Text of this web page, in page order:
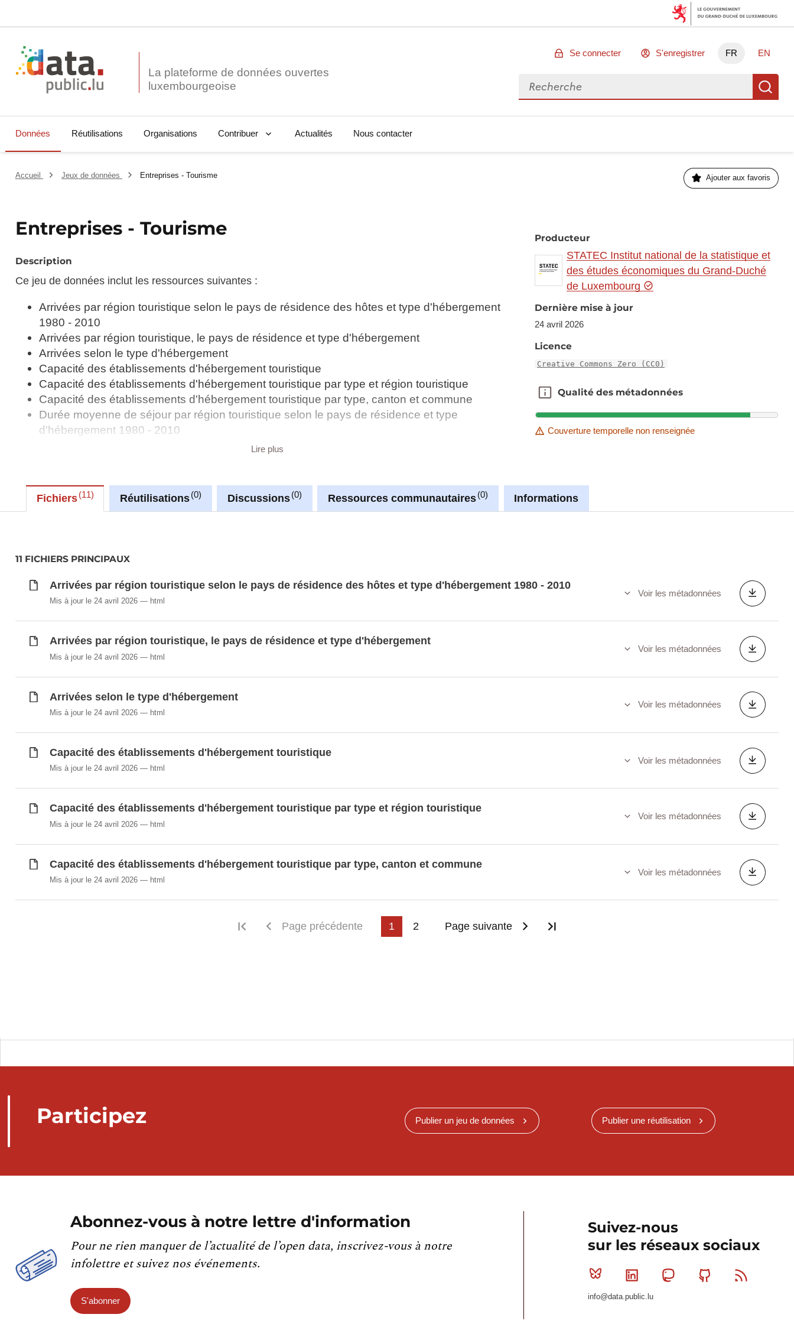
La plateforme de données ouvertes
Se connecter S'enregistrer FR EN
Rechercher des données
Données Réutilisations Organisations Contribuer Actualités Nous contacter
Accueil Jeux de données Entreprises - Tourisme Ajouter aux favoris
Entreprises - Tourisme
Description
Ce jeu de données inclut les ressources suivantes :
Arrivées par région touristique selon le pays de résidence des hôtes et type d'hébergement
1980 - 2010
Arrivées par région touristique, le pays de résidence et type d'hébergement
Arrivées selon le type d'hébergement
Capacité des établissements d'hébergement touristique
Capacité des établissements d'hébergement touristique par type et région touristique
Capacité des établissements d'hébergement touristique par type, canton et commune
Durée moyenne de séjour par région touristique selon le pays de résidence et type
d'hébergement 1980 - 2010
Durée moyenne de séjour par région touristique, le pays de résidence et type d'hébergement
Nuitées passées dans des établissements d'hébergement touristique par région touristique,
pays de résidence et type d'hébergement 1980 - 2010
Synchronisé automatiquement depuis la base de données LUSTAT
Lire plus
Producteur
STATEC Institut national de la statistique et
des études économiques du Grand-Duché
de Luxembourg
Dernière mise à jour
24 avril 2026
Licence
Creative Commons Zero (CC0)
Qualité des métadonnées
Qualité des métadonnées
Couverture temporelle non renseignée
Fichiers 11 Réutilisations 0 Discussions 0 Ressources communautaires 0 Informations
11 FICHIERS PRINCIPAUX
Arrivées par région touristique selon le pays de résidence des hôtes et type d'hébergement 1980 - 2010
Mis à jour le 24 avril 2026 html
Voir les métadonnées
Arrivées par région touristique, le pays de résidence et type d'hébergement
Mis à jour le 24 avril 2026 html
Voir les métadonnées
Arrivées selon le type d'hébergement
Mis à jour le 24 avril 2026 html
Voir les métadonnées
Capacité des établissements d'hébergement touristique
Mis à jour le 24 avril 2026 html
Voir les métadonnées
Capacité des établissements d'hébergement touristique par type et région touristique
Mis à jour le 24 avril 2026 html
Voir les métadonnées
Capacité des établissements d'hébergement touristique par type, canton et commune
Mis à jour le 24 avril 2026 html
Voir les métadonnées
Première page
Page précédente 1 2 Page suivante
Participez Publier un jeu de données Publier une réutilisation
Abonnez-vous à notre lettre d'information
Pour ne rien manquer de l’actualité de l’open data, inscrivez-vous à notre
infolettre et suivez nos événements.
S'abonner
Suivez-nous
sur les réseaux sociaux
Bluesky Linkedin MastodonGithub
info@data.public.lu